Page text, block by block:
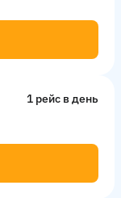
1 рейс в день